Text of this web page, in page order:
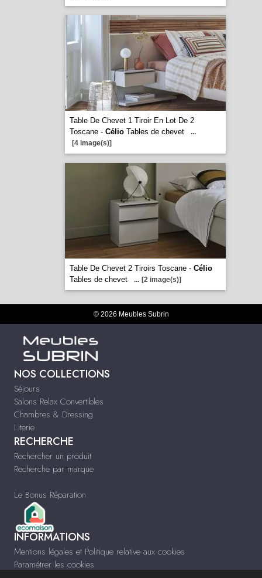
Table De Chevet 1 Tiroir En Lot De 2
Toscane - CélioTables de chevet
...
[4 image(s)]
Table De Chevet 2 Tiroirs Toscane - Célio
Tables de chevet
... [2 image(s)]
© 2026 Meubles Subrin
NOS COLLECTIONS
Séjours
Salons Relax Convertibles
Chambres & Dressing
Literie
RECHERCHE
Rechercher un produit
Recherche par marque
Le Bonus Réparation
INFORMATIONS
Mentions légales et Politique relative aux cookies
Paramétrer les cookies